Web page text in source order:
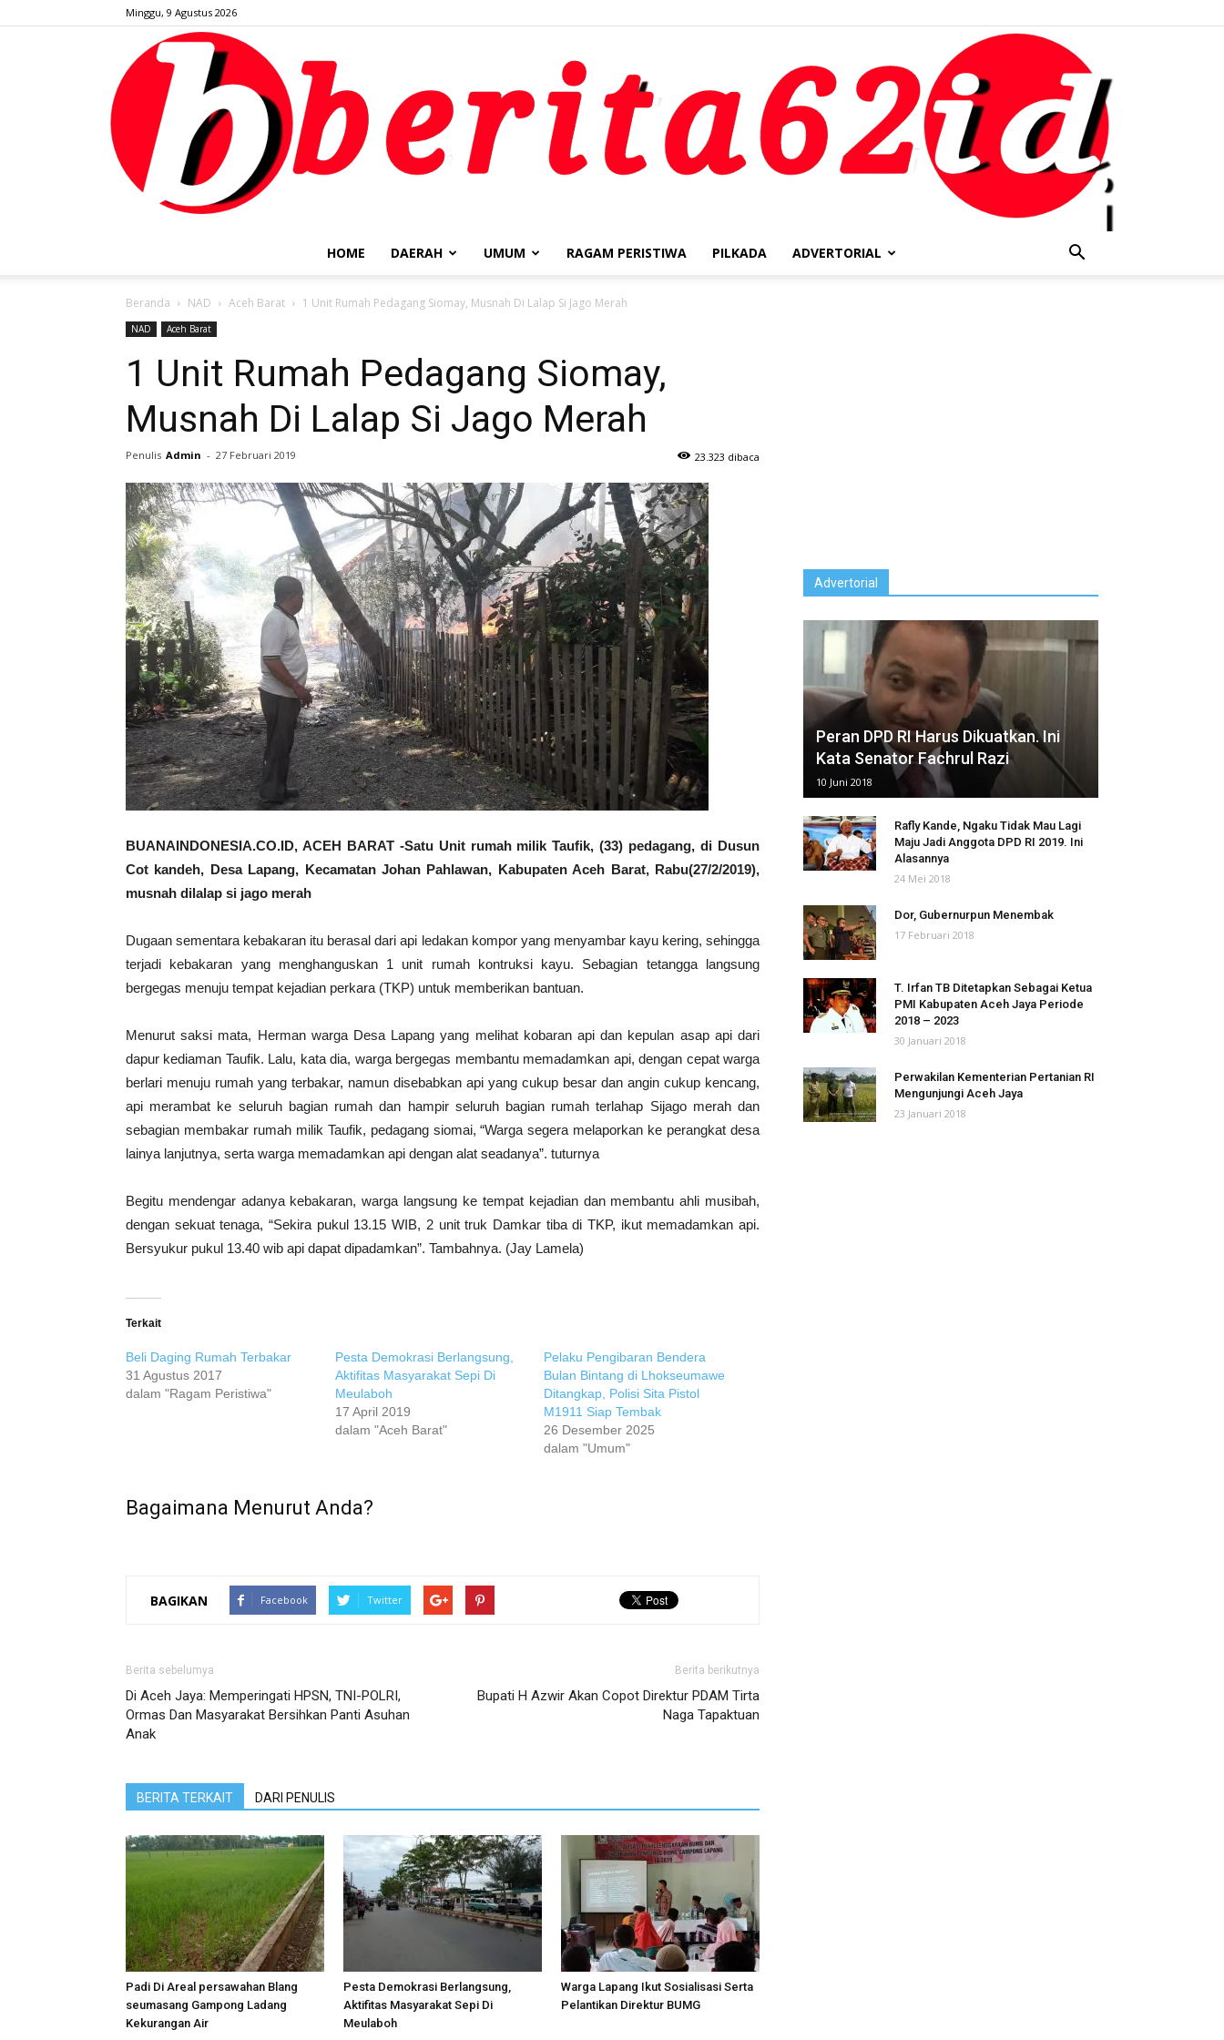
Minggu, 9 Agustus 2026
HOME DAERAH UMUM RAGAM PERISTIWA PILKADA ADVERTORIAL
Beranda NAD Aceh Barat 1 Unit Rumah Pedagang Siomay, Musnah Di Lalap Si Jago Merah
NAD Aceh Barat
1 Unit Rumah Pedagang Siomay,
Musnah Di Lalap Si Jago Merah
Penulis Admin - 27 Februari 2019 23.323 dibaca
BUANAINDONESIA.CO.ID, ACEH BARAT -Satu Unit rumah milik Taufik, (33) pedagang, di Dusun
Cot kandeh, Desa Lapang, Kecamatan Johan Pahlawan, Kabupaten Aceh Barat, Rabu(27/2/2019),
musnah dilalap si jago merah
Dugaan sementara kebakaran itu berasal dari api ledakan kompor yang menyambar kayu kering, sehingga
terjadi kebakaran yang menghanguskan 1 unit rumah kontruksi kayu. Sebagian tetangga langsung
bergegas menuju tempat kejadian perkara (TKP) untuk memberikan bantuan.
Menurut saksi mata, Herman warga Desa Lapang yang melihat kobaran api dan kepulan asap api dari
dapur kediaman Taufik. Lalu, kata dia, warga bergegas membantu memadamkan api, dengan cepat warga
berlari menuju rumah yang terbakar, namun disebabkan api yang cukup besar dan angin cukup kencang,
api merambat ke seluruh bagian rumah dan hampir seluruh bagian rumah terlahap Sijago merah dan
sebagian membakar rumah milik Taufik, pedagang siomai, “Warga segera melaporkan ke perangkat desa
lainya lanjutnya, serta warga memadamkan api dengan alat seadanya”. tuturnya
Begitu mendengar adanya kebakaran, warga langsung ke tempat kejadian dan membantu ahli musibah,
dengan sekuat tenaga, “Sekira pukul 13.15 WIB, 2 unit truk Damkar tiba di TKP, ikut memadamkan api.
Bersyukur pukul 13.40 wib api dapat dipadamkan”. Tambahnya. (Jay Lamela)
Terkait
Beli Daging Rumah Terbakar
31 Agustus 2017
dalam "Ragam Peristiwa"
Pesta Demokrasi Berlangsung,
Aktifitas Masyarakat Sepi Di
Meulaboh
17 April 2019
dalam "Aceh Barat"
Pelaku Pengibaran Bendera
Bulan Bintang di Lhokseumawe
Ditangkap, Polisi Sita Pistol
M1911 Siap Tembak
26 Desember 2025
dalam "Umum"
Bagaimana Menurut Anda?
BAGIKAN Facebook Twitter
Berita sebelumya
Di Aceh Jaya: Memperingati HPSN, TNI-POLRI,
Ormas Dan Masyarakat Bersihkan Panti Asuhan
Anak
Berita berikutnya
Bupati H Azwir Akan Copot Direktur PDAM Tirta
Naga Tapaktuan
BERITA TERKAIT DARI PENULIS
Padi Di Areal persawahan Blang
seumasang Gampong Ladang
Kekurangan Air
Pesta Demokrasi Berlangsung,
Aktifitas Masyarakat Sepi Di
Meulaboh
Warga Lapang Ikut Sosialisasi Serta
Pelantikan Direktur BUMG
Advertorial
Peran DPD RI Harus Dikuatkan. Ini
Kata Senator Fachrul Razi
10 Juni 2018
Rafly Kande, Ngaku Tidak Mau Lagi
Maju Jadi Anggota DPD RI 2019. Ini
Alasannya
24 Mei 2018
Dor, Gubernurpun Menembak
17 Februari 2018
T. Irfan TB Ditetapkan Sebagai Ketua
PMI Kabupaten Aceh Jaya Periode
2018 – 2023
30 Januari 2018
Perwakilan Kementerian Pertanian RI
Mengunjungi Aceh Jaya
23 Januari 2018